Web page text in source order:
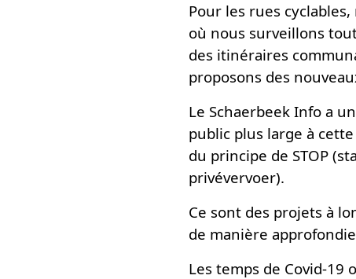
Pour les rues
où nous surveillons
des itinéraires
proposons des
Le Schaerbeek Info a
public plus large à
du principe de STOP
privévervoer).
Ce sont des projets à
de manière
Les temps de Covid-